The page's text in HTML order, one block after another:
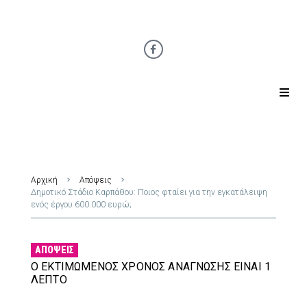
Αρχική
Απόψεις
Δημοτικό Στάδιο Καρπάθου: Ποιος φταίει για την εγκατάλειψη
ενός έργου 600.000 ευρώ;
ΑΠΌΨΕΙΣ
Ο ΕΚΤΙΜΏΜΕΝΟΣ ΧΡΌΝΟΣ ΑΝΆΓΝΩΣΗΣ ΕΊΝΑΙ 1
ΛΕΠΤΌ